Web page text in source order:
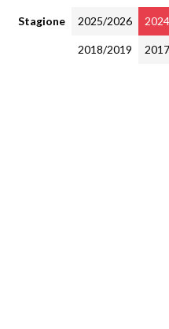
Stagione 2025/2026
2018/2019